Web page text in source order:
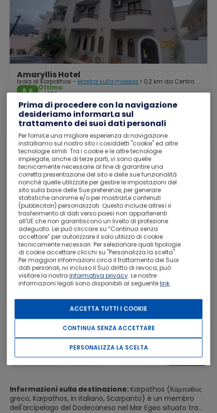
Amaryllis Hotel
Isola di Karpathos - Mostra sulla mappa > 0,2 km da Centro
8,6
Ottimo
230
Campo da golf
Spiaggia
Parcheggio gratuito
Studio (2 Adults)
SOLO PERNOTTAMENTO
Vedi i dettagli
19
ott
2.Isola di Karpathos
Soggiorno da
Informazioni sulla destinazione:Karpathos (Κάρπαθος
greco, Karpathos, in italiano, Scarpanto) è un membro
dell'arcipelago del Dodecaneso nel Mar Egeo situato tra
Prima di procedere con la navigazione
desideriamo informarLa sul
trattamento dei suoi dati personali
Per fornirLe una migliore esperienza di navigazione
installiamo sul nostro sito i cosiddetti "cookie" ed altre
tecnologie simili. Tra i cookie e le altre tecnologie
impiegate, anche di terze parti, vi sono quelle
tecnicamente necessarie al fine di garantire una
corretta presentazione del sito e delle sue funzionalità
nonché quelle utilizzate per gestire le impostazioni del
sito sulla base delle Sue preferenze, per generare
statistiche anonime e/o per mostrarLe contenuti
(pubblicitari) personalizzati. Questo include altresì il
trasferimento di dati verso paesi non appartenenti
all'UE che non garantiscono un livello di protezione
adeguato. Lei può cliccare su “Continua senza
accettare” per autorizzare il solo utilizzo di cookie
tecnicamente necessari. Per selezionare quali tipologie
di cookie accettare clicchi su "Personalizza la scelta".
Per maggiori informazioni circa il trattamento dei Suoi
dati personali, ivi incluso il Suo diritto di revoca, può
visitare la nostra informativa privacy. Le nostre
informazioni legali sono disponibili al seguentelink.
ACCETTA TUTTI I COOKIE
CONTINUA SENZA ACCETTARE
PERSONALIZZA LA SCELTA